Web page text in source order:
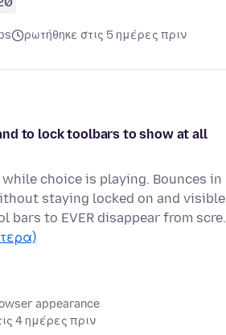
ρωτήθηκε στις 5 ημέρες πριν
to lock toolbars to show at all
choice is playing. Bounces in
staying locked on and
bars to EVER disappear from
appearance
4 ημέρες πριν